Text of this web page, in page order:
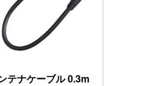
テナケーブル 0.3m